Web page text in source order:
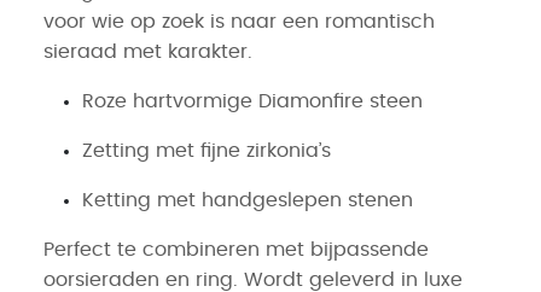
voor wie op zoek is naar een romantisch
sieraad met karakter.
Roze hartvormige Diamonfire steen
Zetting met fijne zirkonia’s
Ketting met handgeslepen stenen
Perfect te combineren met bijpassende
oorsieraden en ring. Wordt geleverd in luxe